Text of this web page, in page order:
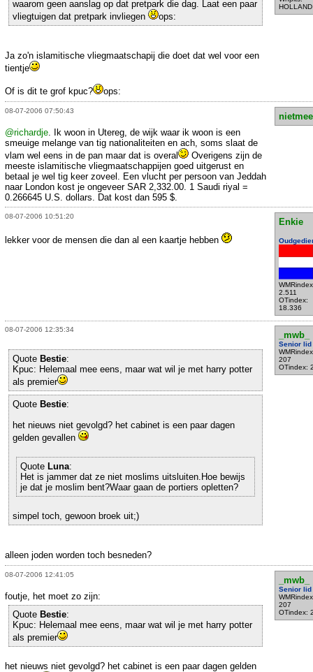
HOLLAND
waarom geen aanslag op dat pretpark die dag. Laat een paar
vliegtuigen dat pretpark invliegen
ops:
Ja zo'n islamitische vliegmaatschapij die doet dat wel voor een
tientje
Of is dit te grof kpuc? ops:
08-07-2006 07:50:43
@richardje . Ik woon in Utereg, de wijk waar ik woon is een
smeuige melange van tig nationaliteiten en ach, soms slaat de
vlam wel eens in de pan maar dat is overal
Overigens zijn de
meeste islamitische vliegmaatschappijen goed uitgerust en
betaal je wel tig keer zoveel. Een vlucht per persoon van Jeddah
naar London kost je ongeveer SAR 2,332.00. 1 Saudi riyal =
0.266645 U.S. dollars. Dat kost dan 595 $.
08-07-2006 10:51:20
Enkie
2.511
OTindex:
18.336
lekker voor de mensen die dan al een kaartje hebben
08-07-2006 12:35:34
_mwb_
Senior lid
207
OTindex:
Quote Bestie:
Kpuc: Helemaal mee eens, maar wat wil je met harry potter
als premier
Quote Bestie:
het nieuws niet gevolgd? het cabinet is een paar dagen
gelden gevallen
Quote Luna:
Het is jammer dat ze niet moslims uitsluiten.Hoe bewijs
je dat je moslim bent?Waar gaan de portiers opletten?
simpel toch, gewoon broek uit;)
alleen joden worden toch besneden?
08-07-2006 12:41:05
_mwb_
Senior lid
207
OTindex:
foutje, het moet zo zijn:
Quote Bestie:
Kpuc: Helemaal mee eens, maar wat wil je met harry potter
als premier
het nieuws niet gevolgd? het cabinet is een paar dagen gelden